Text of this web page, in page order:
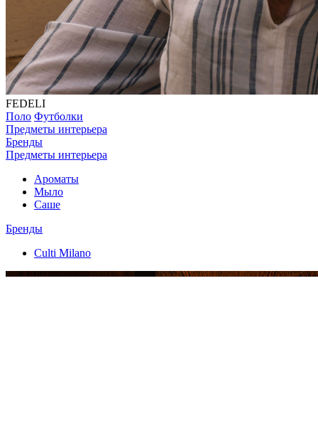
FEDELI
Поло Футболки
Предметы интерьера
Бренды
Предметы интерьера
Ароматы
Мыло
Саше
Бренды
Culti Milano